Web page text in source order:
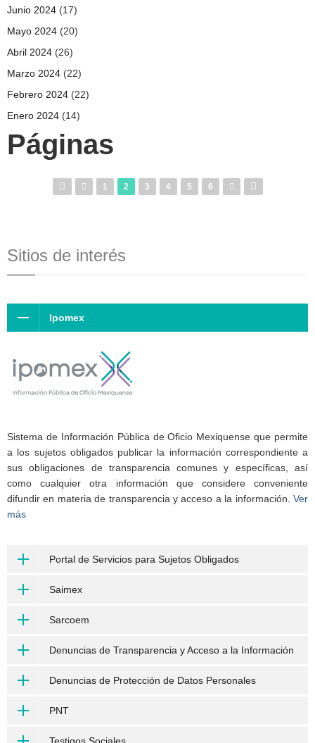
Junio 2024 (17)
Mayo 2024 (20)
Abril 2024 (26)
Marzo 2024 (22)
Febrero 2024 (22)
Enero 2024 (14)
Páginas
1 2 3 4 5 6
Sitios de interés
Ipomex
Sistema de Información Pública de Oficio Mexiquense que permite
a los sujetos obligados publicar la información correspondiente a
sus obligaciones de transparencia comunes y específicas, así
como cualquier otra información que considere conveniente
difundir en materia de transparencia y acceso a la información. Ver
más
Portal de Servicios para Sujetos Obligados
Saimex
Sarcoem
Denuncias de Transparencia y Acceso a la Información
Denuncias de Protección de Datos Personales
PNT
Testigos Sociales